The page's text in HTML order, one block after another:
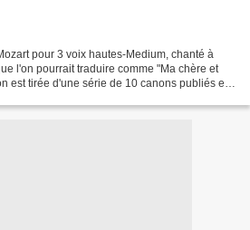
pour 3 voix hautes-Medium, chanté à
l'on pourrait traduire comme "Ma chère et
est tirée d'une série de 10 canons publiés en